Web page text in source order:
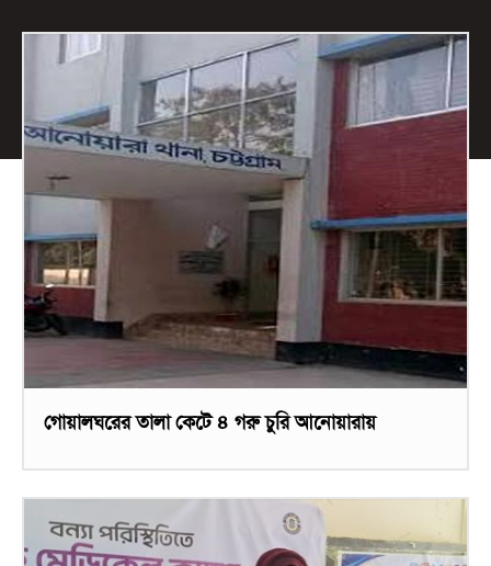
গোয়ালঘরের তালা কেটে ৪ গরু চুরি আনোয়ারায়